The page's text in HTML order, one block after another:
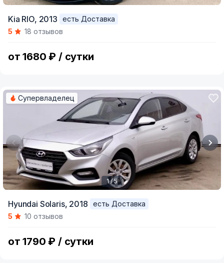
of
Kia RIO, 2013
есть Доставка
5
18 отзывов
от 1680 ₽ / сутки
of
Супервладелец
1 / 5
Hyundai Solaris, 2018
есть Доставка
5
10 отзывов
от 1790 ₽ / сутки